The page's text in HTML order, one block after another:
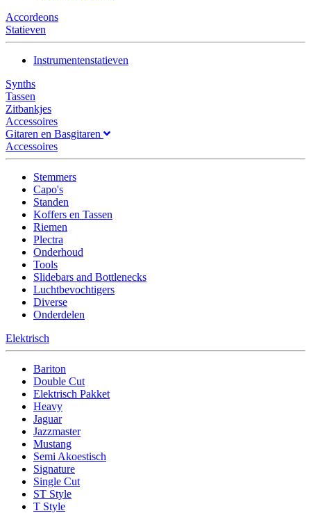
Accordeons
Statieven
Instrumentenstatieven
Synths
Tassen
Zitbankjes
Accessoires
Gitaren en Basgitaren
Accessoires
Stemmers
Capo's
Standen
Koffers en Tassen
Riemen
Plectra
Onderhoud
Tools
Slidebars and Bottlenecks
Luchtbevochtigers
Diverse
Onderdelen
Elektrisch
Bariton
Double Cut
Elektrisch Pakket
Heavy
Jaguar
Jazzmaster
Mustang
Semi Akoestisch
Signature
Single Cut
ST Style
T Style